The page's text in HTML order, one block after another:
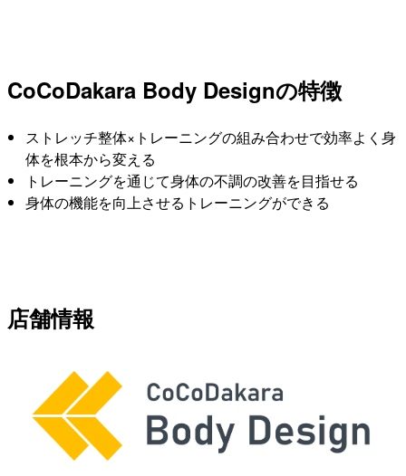
CoCoDakara Body Designの特徴
ストレッチ整体×トレーニングの組み合わせで効率よく身
体を根本から変える
トレーニングを通じて身体の不調の改善を目指せる
身体の機能を向上させるトレーニングができる
店舗情報